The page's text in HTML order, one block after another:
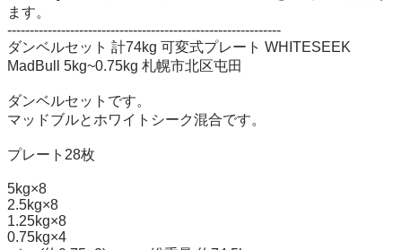
ます。
-------------------------------------------------------------
ダンベルセット 計74kg 可変式プレート WHITESEEK
MadBull 5kg~0.75kg 札幌市北区屯田
ダンベルセットです。
マッドブルとホワイトシーク混合です。
プレート28枚
5kg×8
2.5kg×8
1.25kg×8
0.75kg×4